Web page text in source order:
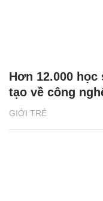
GIỚI TRẺ
Hơn 12.000
tạo về công